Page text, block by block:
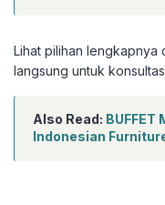
Lihat pilihan lengkapnya
langsung untuk
Also Read: BUFFET
Indonesian